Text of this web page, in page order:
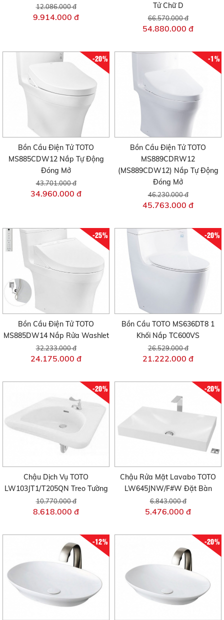
12.086.000 đ
9.914.000 đ
Tử Chữ D
66.570.000 đ
54.880.000 đ
-20%
Bồn Cầu Điện Tử TOTO
MS885CDW12 Nắp Tự Động
Đóng Mở
43.701.000 đ
34.960.000 đ
-1%
Bồn Cầu Điện Tử TOTO
MS889CDRW12
(MS889CDW12) Nắp Tự Động
Đóng Mở
46.230.000 đ
45.763.000 đ
-25%
Bồn Cầu Điện Tử TOTO
MS885DW14 Nắp Rửa Washlet
32.233.000 đ
24.175.000 đ
-20%
Bồn Cầu TOTO MS636DT8 1
Khối Nắp TC600VS
26.529.000 đ
21.222.000 đ
-20%
Chậu Dịch Vụ TOTO
LW103JT1/T205QN Treo Tường
10.770.000 đ
8.618.000 đ
-20%
Chậu Rửa Mặt Lavabo TOTO
LW645JNW/F#W Đặt Bàn
6.843.000 đ
5.476.000 đ
-12% -20%